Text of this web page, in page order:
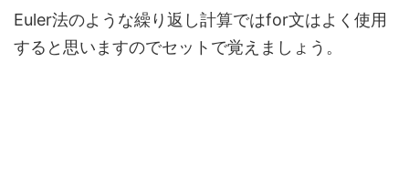
Euler法のような繰り返し計算ではfor文はよく使用
すると思いますのでセットで覚えましょう。